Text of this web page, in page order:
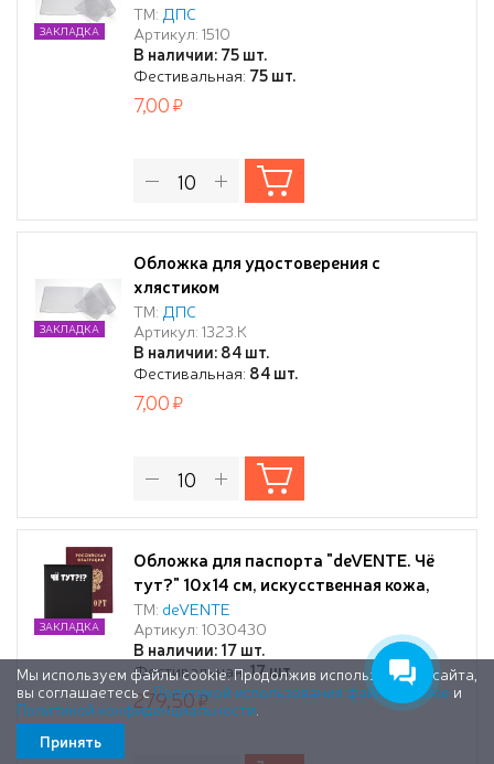
ТМ: ДПС
Артикул: 1510
В наличии: 75 шт.
Фестивальная: 75 шт.
ЗАКЛАДКА
7,00
Обложка для удостоверения с
хлястиком
ТМ: ДПС
Артикул: 1323.К
В наличии: 84 шт.
Фестивальная: 84 шт.
ЗАКЛАДКА
7,00
Обложка для паспорта "deVENTE. Чё
тут?" 10x14 см, искусственная кожа,
поролон, шелкография, отстрочка, 3
отделения для визиток, в пластиковом
пакете с европодвесом
ТМ: deVENTE
Артикул: 1030430
В наличии: 17 шт.
Фестивальная:17 шт.
ЗАКЛАДКА
279,50
Мы используем файлы cookie. Продолжив использование сайта,
вы соглашаетесь сПолитикой использования файлов cookie и
Политикой конфиденциальности
Принять